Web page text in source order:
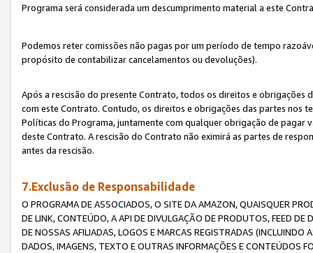
Programa será considerada um descumprimento material a este
Podemos reter comissões não pagas por um período de tempo
propósito de contabilizar cancelamentos ou devoluções).
Após a rescisão do presente Contrato, todos os direitos e obrigações
com este Contrato. Contudo, os direitos e obrigações das partes nos
Políticas do Programa, juntamente com qualquer obrigação de
deste Contrato. A rescisão do Contrato não eximirá as partes de
antes da rescisão.
7.Exclusão de Responsabilidade
O PROGRAMA DE ASSOCIADOS, O SITE DA AMAZON, QUAISQUER
DE LINK, CONTEÚDO, A API DE DIVULGAÇÃO DE PRODUTOS, FEED
DE NOSSAS AFILIADAS, LOGOS E MARCAS REGISTRADAS
DADOS, IMAGENS, TEXTO E OUTRAS INFORMAÇÕES E CONTEÚDOS